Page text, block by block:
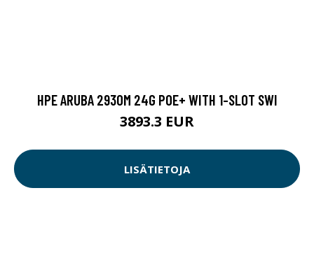
HPE ARUBA 2930M 24G POE+ WITH 1-SLOT SWI
3893.3 EUR
LISÄTIETOJA